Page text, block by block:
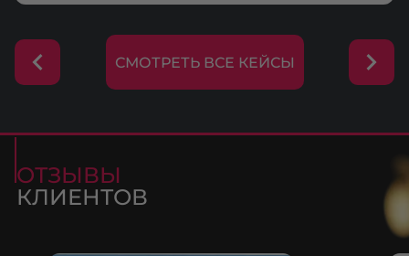
СМОТРЕТЬ ВСЕ КЕЙСЫ
ОТЗЫВЫ
КЛИЕНТОВ